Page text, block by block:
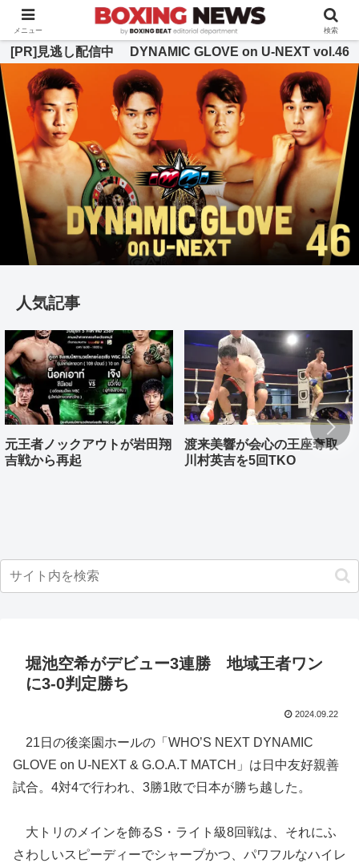
BOXING BEAT [ボクシング・ビート] 公式サイト
[PR]見逃し配信中 DYNAMIC GLOVE on U-NEXT vol.46
人気記事
元王者ノックアウトが岩田翔
吉戦から再起
渡来美響が会心の王座奪取
川村英吉を5回TKO
堀池空希がデビュー3連勝 地域王者ワン
に3-0判定勝ち
2024.09.22
21日の後楽園ホールの「WHO’S NEXT DYNAMIC
GLOVE on U-NEXT & G.O.A.T MATCH」は日中友好親善
試合。4対4で行われ、3勝1敗で日本が勝ち越した。
大トリのメインを飾るS・ライト級8回戦は、それにふ
さわしいスピーディーでシャープかつ、パワフルなハイレ
メニュー 検索